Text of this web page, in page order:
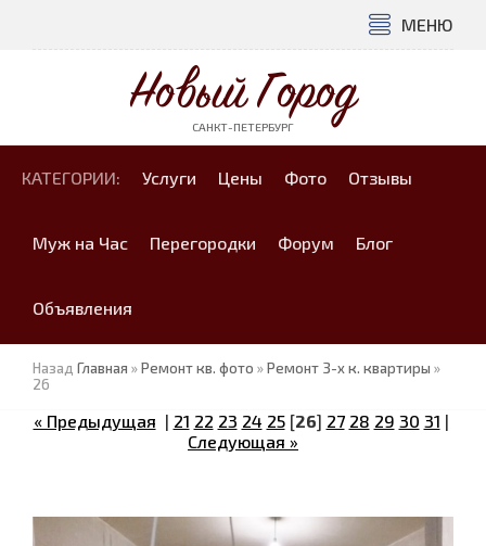
МЕНЮ
Новый Город
САНКТ-ПЕТЕРБУРГ
КАТЕГОРИИ: Услуги Цены Фото Отзывы
Муж на Час Перегородки Форум Блог
Объявления
Назад Главная »Ремонт кв. фото »Ремонт 3-х к. квартиры »
26
« Предыдущая | 21 22 23 24 25[26] 27 28 29 30 31 |
Следующая »